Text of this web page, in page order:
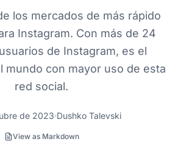
los mercados de más rápido
Instagram. Con más de 24
de Instagram, es el
mundo con mayor uso de esta
red social.
de 2023 Dushko Talevski
View as Markdown